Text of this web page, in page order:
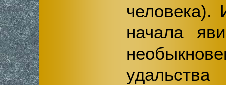
человека).
начала